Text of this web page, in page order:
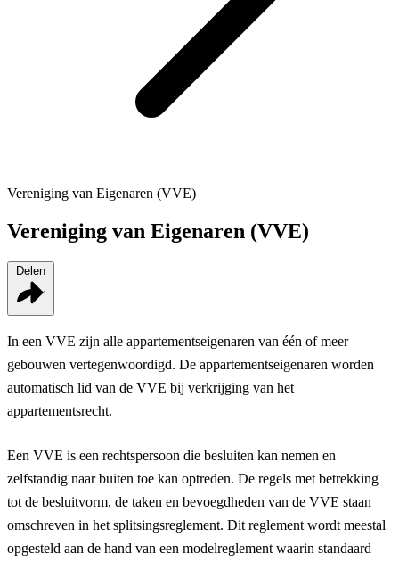
Vereniging van Eigenaren (VVE)
Vereniging van Eigenaren (VVE)
In een VVE zijn alle appartementseigenaren van één of meer
gebouwen vertegenwoordigd. De appartementseigenaren worden
automatisch lid van de VVE bij verkrijging van het
appartementsrecht.
Een VVE is een rechtspersoon die besluiten kan nemen en
zelfstandig naar buiten toe kan optreden. De regels met betrekking
tot de besluitvorm, de taken en bevoegdheden van de VVE staan
omschreven in het splitsingsreglement. Dit reglement wordt meestal
opgesteld aan de hand van een modelreglement waarin standaard